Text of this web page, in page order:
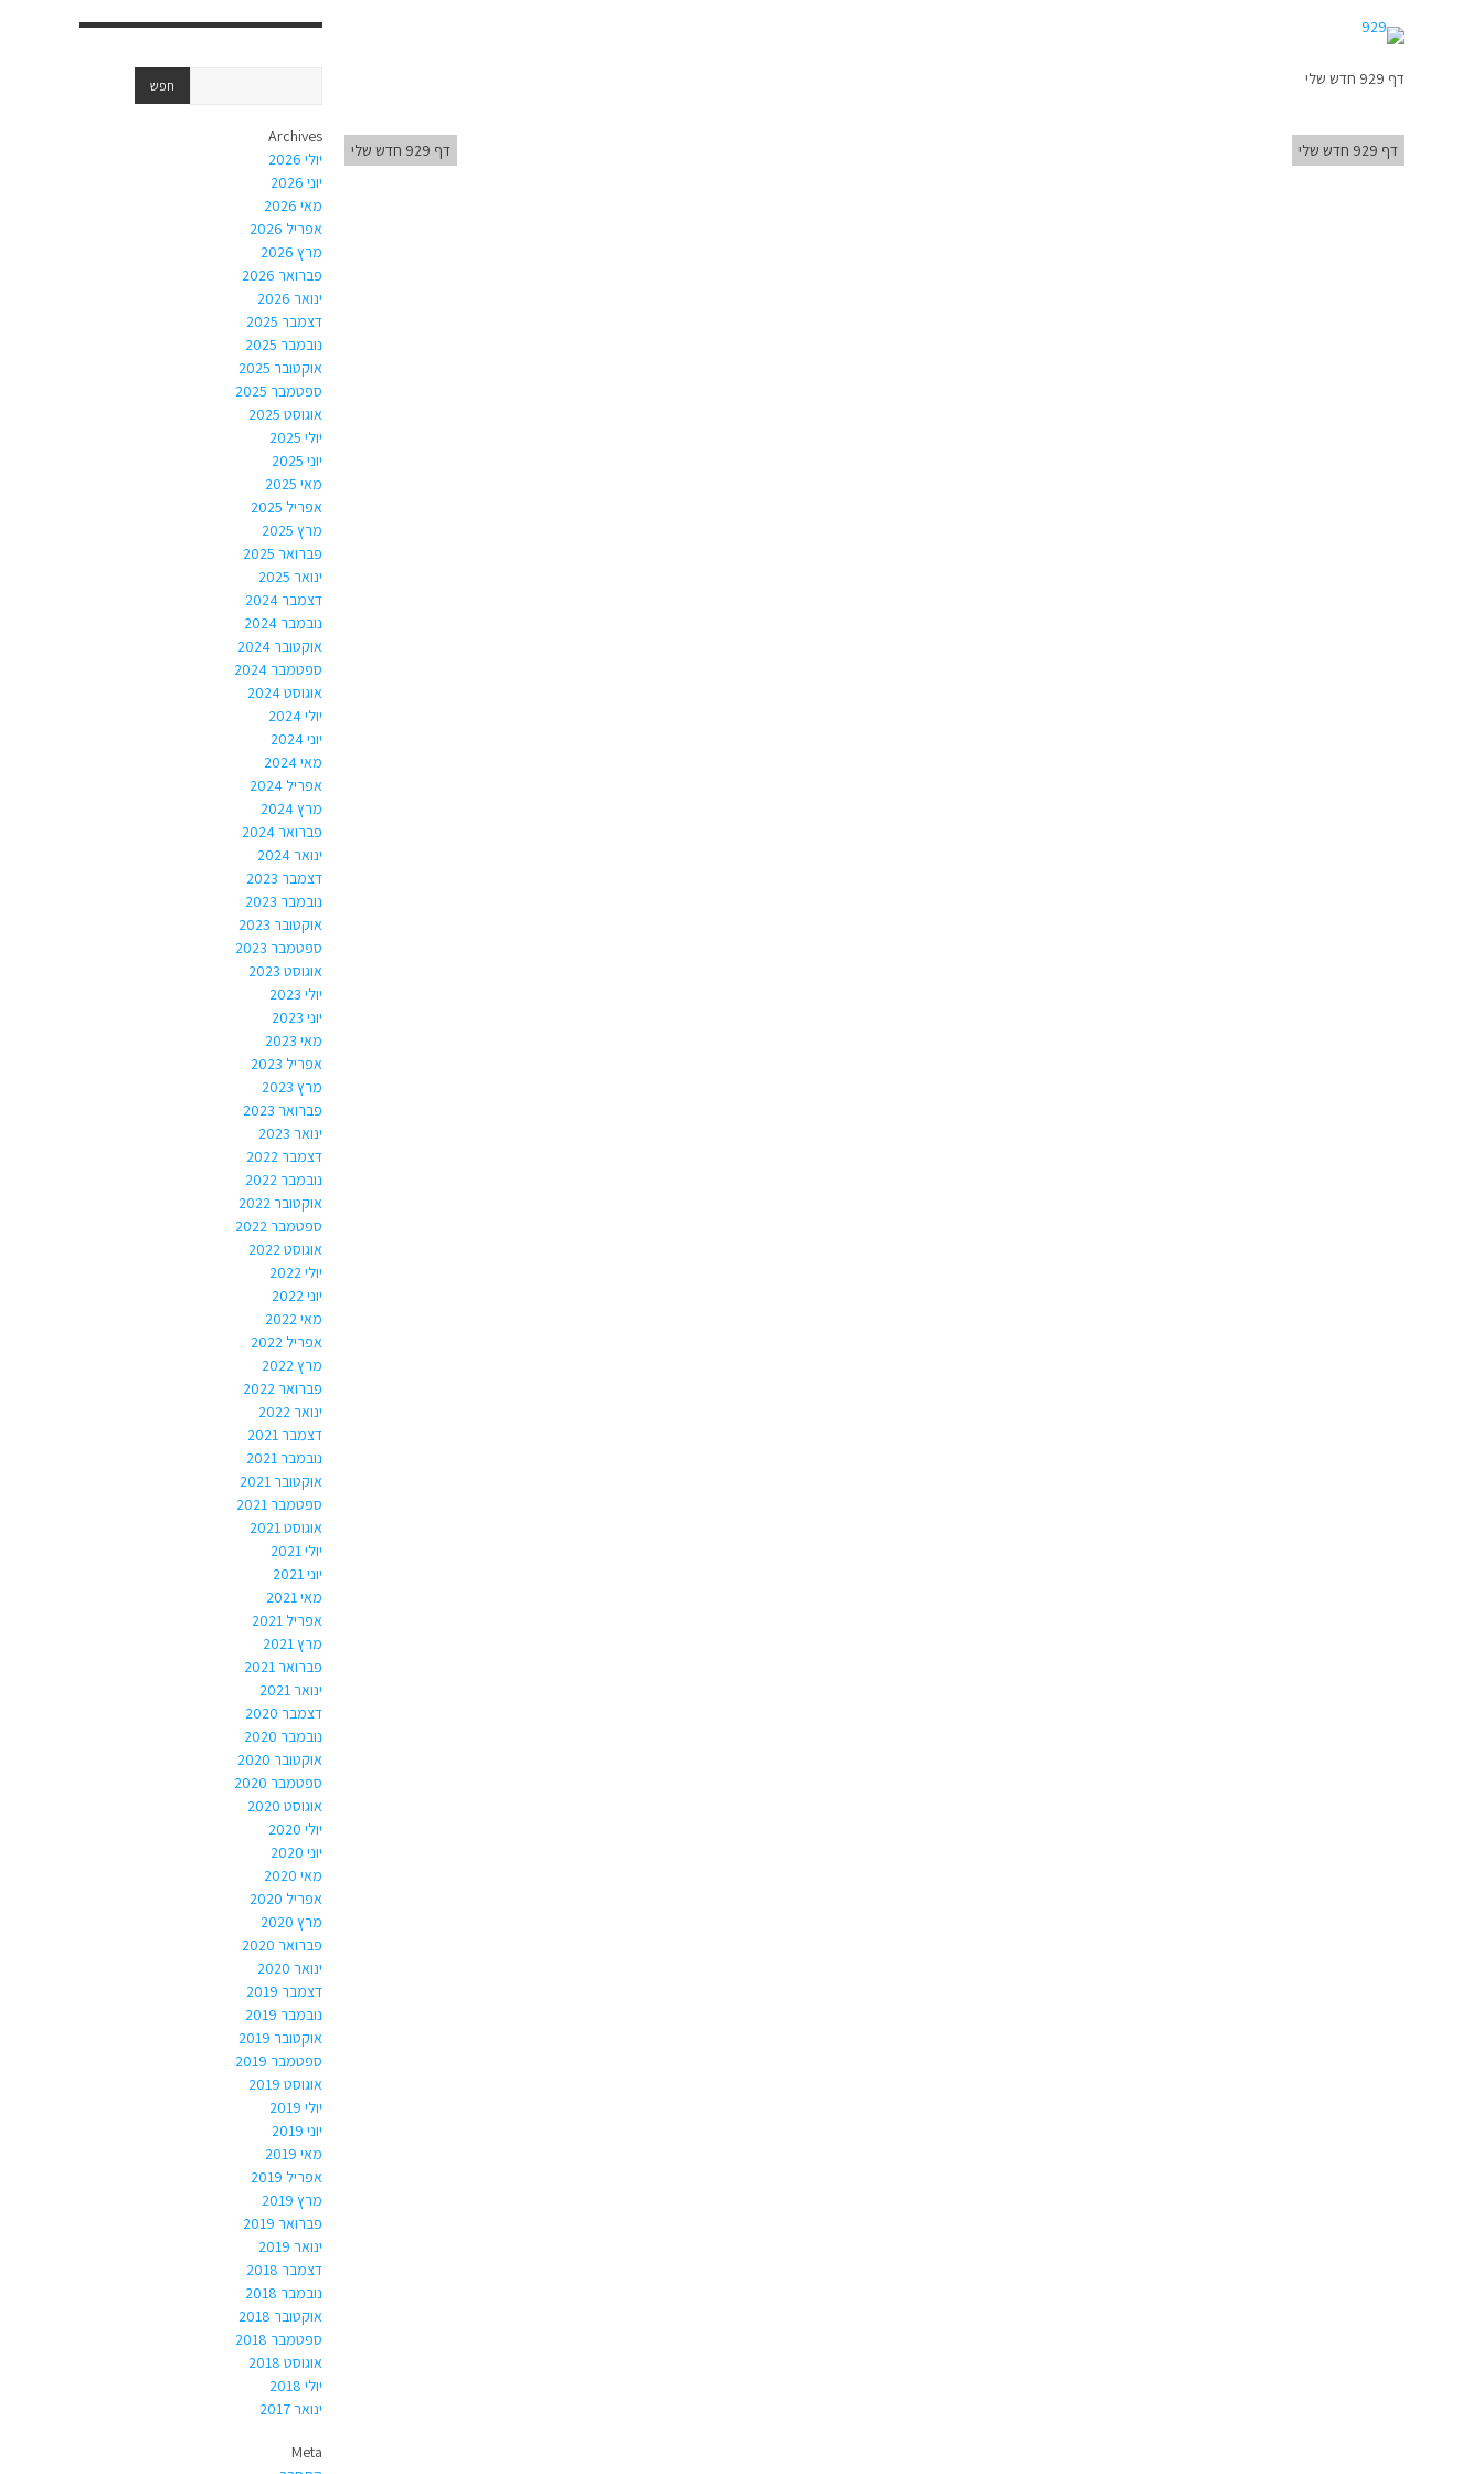
דף 929 חדש שלי
דף 929 חדש שלי דף 929 חדש שלי
Archives
יולי 2026
יוני 2026
מאי 2026
אפריל 2026
מרץ 2026
פברואר 2026
ינואר 2026
דצמבר 2025
נובמבר 2025
אוקטובר 2025
ספטמבר 2025
אוגוסט 2025
יולי 2025
יוני 2025
מאי 2025
אפריל 2025
מרץ 2025
פברואר 2025
ינואר 2025
דצמבר 2024
נובמבר 2024
אוקטובר 2024
ספטמבר 2024
אוגוסט 2024
יולי 2024
יוני 2024
מאי 2024
אפריל 2024
מרץ 2024
פברואר 2024
ינואר 2024
דצמבר 2023
נובמבר 2023
אוקטובר 2023
ספטמבר 2023
אוגוסט 2023
יולי 2023
יוני 2023
מאי 2023
אפריל 2023
מרץ 2023
פברואר 2023
ינואר 2023
דצמבר 2022
נובמבר 2022
אוקטובר 2022
ספטמבר 2022
אוגוסט 2022
יולי 2022
יוני 2022
מאי 2022
אפריל 2022
מרץ 2022
פברואר 2022
ינואר 2022
דצמבר 2021
נובמבר 2021
אוקטובר 2021
ספטמבר 2021
אוגוסט 2021
יולי 2021
יוני 2021
מאי 2021
אפריל 2021
מרץ 2021
פברואר 2021
ינואר 2021
דצמבר 2020
נובמבר 2020
אוקטובר 2020
ספטמבר 2020
אוגוסט 2020
יולי 2020
יוני 2020
מאי 2020
אפריל 2020
מרץ 2020
פברואר 2020
ינואר 2020
דצמבר 2019
נובמבר 2019
אוקטובר 2019
ספטמבר 2019
אוגוסט 2019
יולי 2019
יוני 2019
מאי 2019
אפריל 2019
מרץ 2019
פברואר 2019
ינואר 2019
דצמבר 2018
נובמבר 2018
אוקטובר 2018
ספטמבר 2018
אוגוסט 2018
יולי 2018
ינואר 2017
Meta